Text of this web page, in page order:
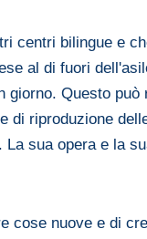
centri bilingue e
al di fuori
Questo
di riproduzione
sua opera e la
cose nuove e di